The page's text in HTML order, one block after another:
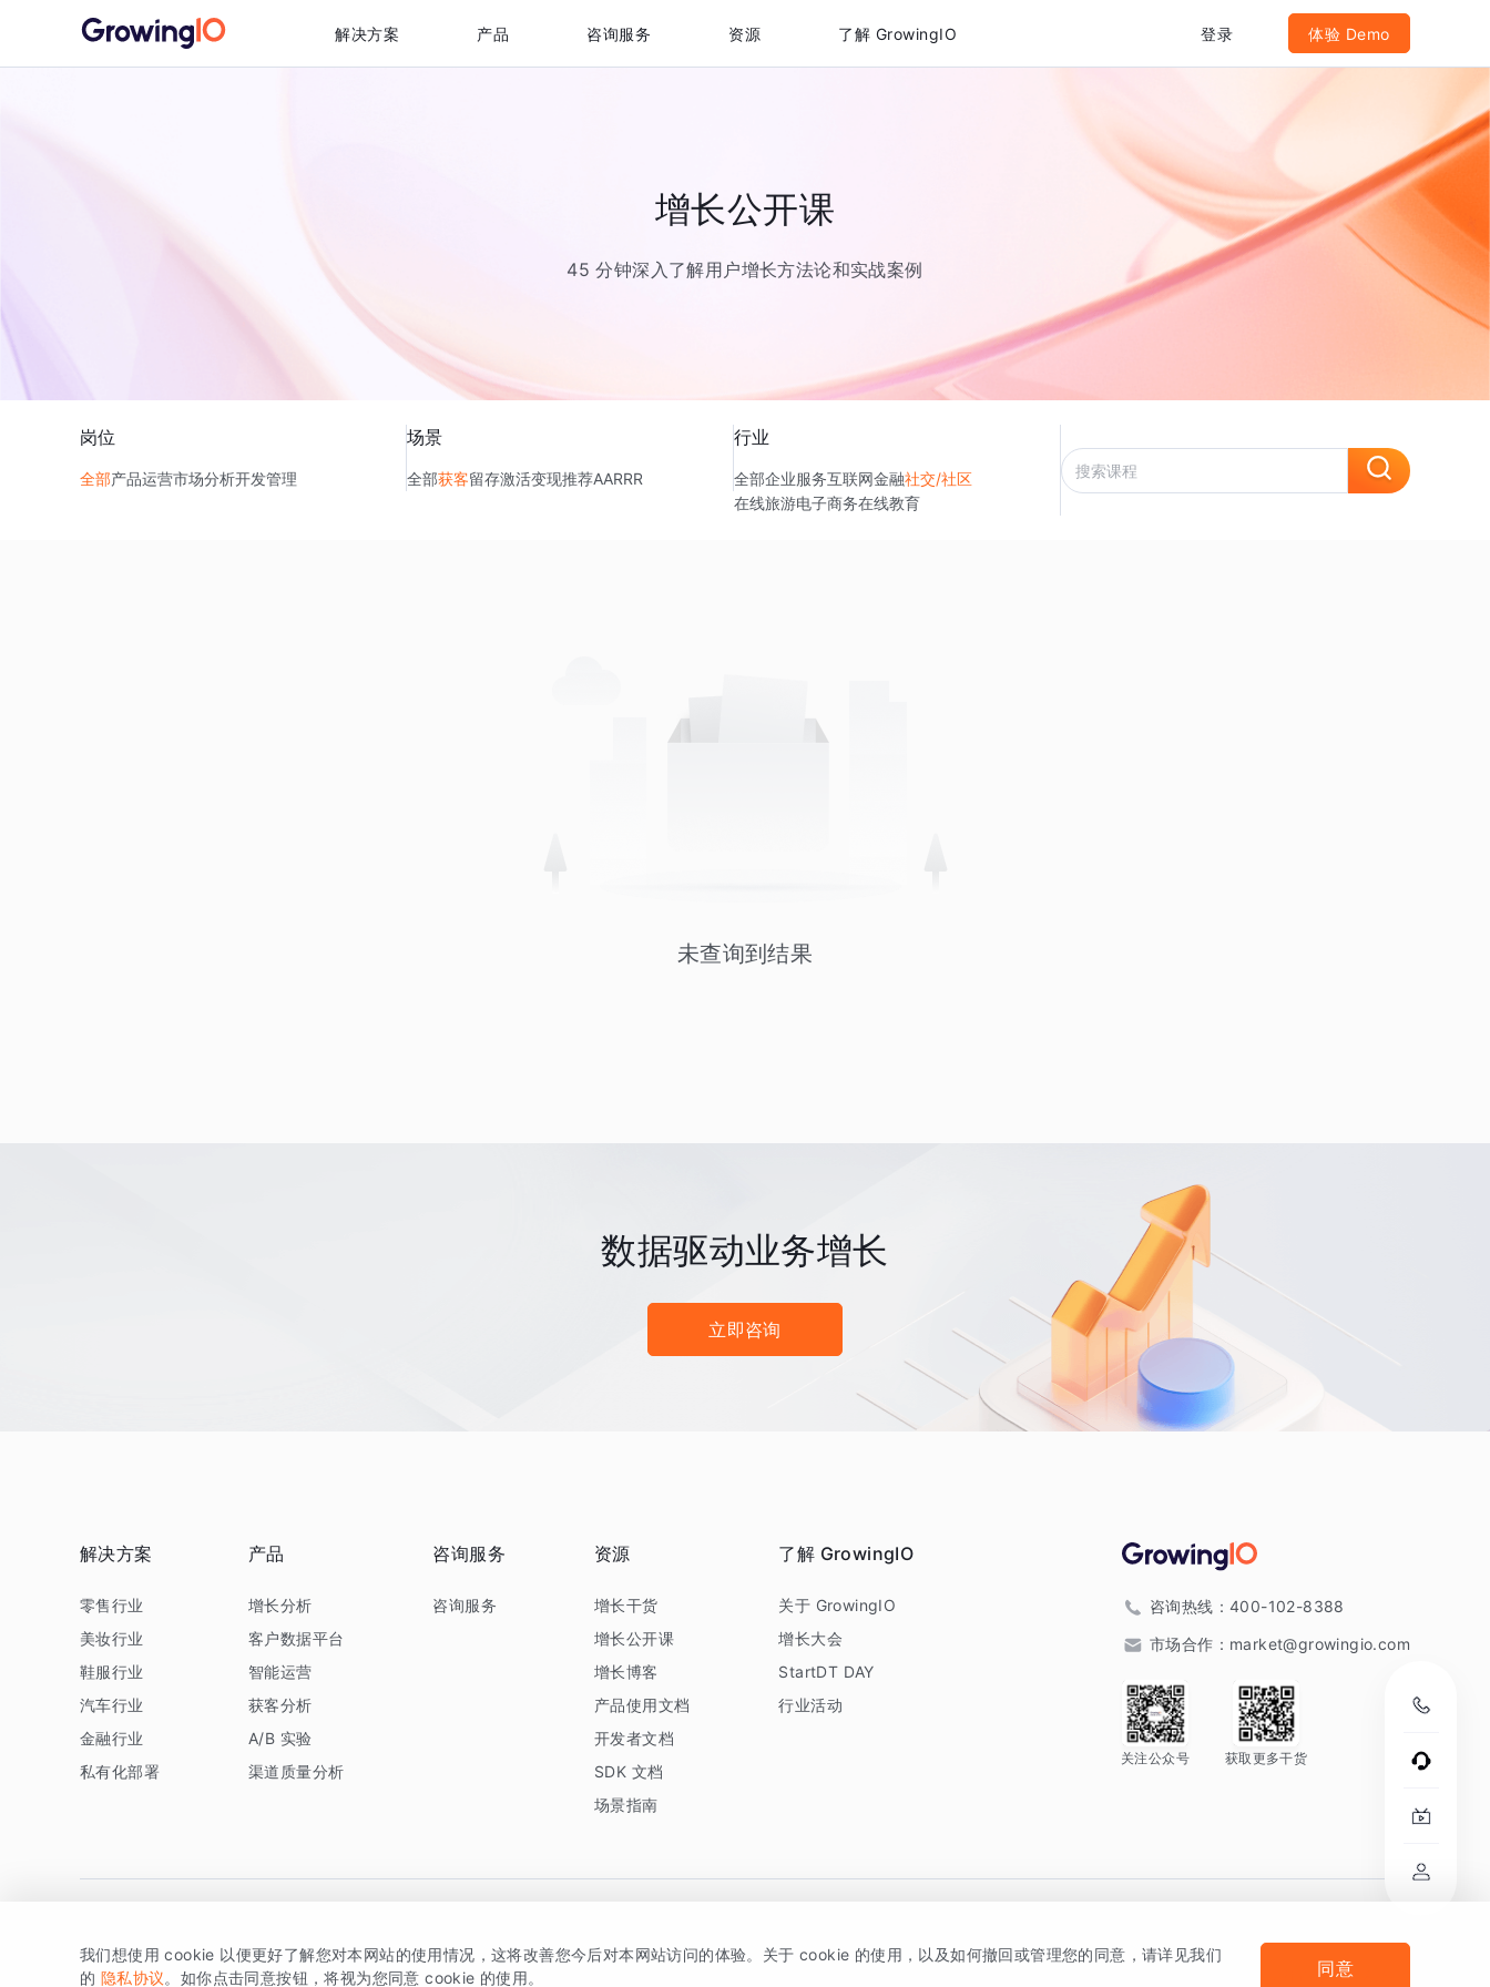
解决方案 产品 咨询服务 资源 了解 GrowingIO 登录 体验 Demo
增长公开课
45 分钟深入了解用户增长方法论和实战案例
岗位
全部产品运营市场分析开发管理
场景
全部获客留存激活变现推荐AARRR
行业
全部企业服务互联网金融社交/社区
在线旅游电子商务在线教育
未查询到结果
数据驱动业务增长
立即咨询
解决方案
零售行业
美妆行业
鞋服行业
汽车行业
金融行业
私有化部署
产品
增长分析
客户数据平台
智能运营
获客分析
A/B 实验
渠道质量分析
咨询服务
咨询服务
资源
增长干货
增长公开课
增长博客
产品使用文档
开发者文档
SDK 文档
场景指南
了解 GrowingIO
关于 GrowingIO
增长大会
StartDT DAY
行业活动
咨询热线： 400-102-8388
市场合作： market@growingio.com
关注公众号 获取更多干货
版权所有 © 北京易数科技有限公司SDK相关说明 京ICP备15038330号 法律声明及隐私条款
我们想使用 cookie 以便更好了解您对本网站的使用情况，这将改善您今后对本网站访问的体验。关于 cookie 的使用，以及如何撤回或管理您的同意，请详见我们
的 隐私协议。如你点击同意按钮，将视为您同意 cookie 的使用。 同意